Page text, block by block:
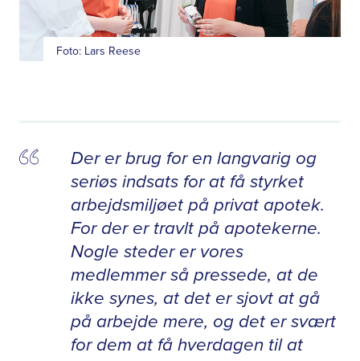
Foto: Lars Reese
Der er brug for en langvarig og
seriøs indsats for at få styrket
arbejdsmiljøet på privat apotek.
For der er travlt på apotekerne.
Nogle steder er vores
medlemmer så pressede, at de
ikke synes, at det er sjovt at gå
på arbejde mere, og det er svært
for dem at få hverdagen til at